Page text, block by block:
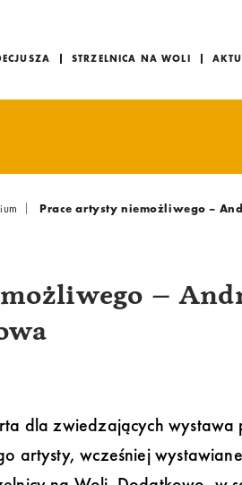
STRZELNICA NA WOLI
Prace artysty niemożliwego –
–
dla zwiedzających wystawa
artysty, wcześniej